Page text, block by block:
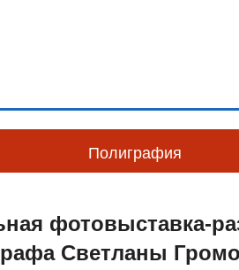
Полиграфия
фотовыставка-
Светланы